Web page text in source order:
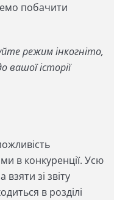
побачити
режим інкогніто,
вашої історії
в конкуренції. Усю
зі звіту
в розділі